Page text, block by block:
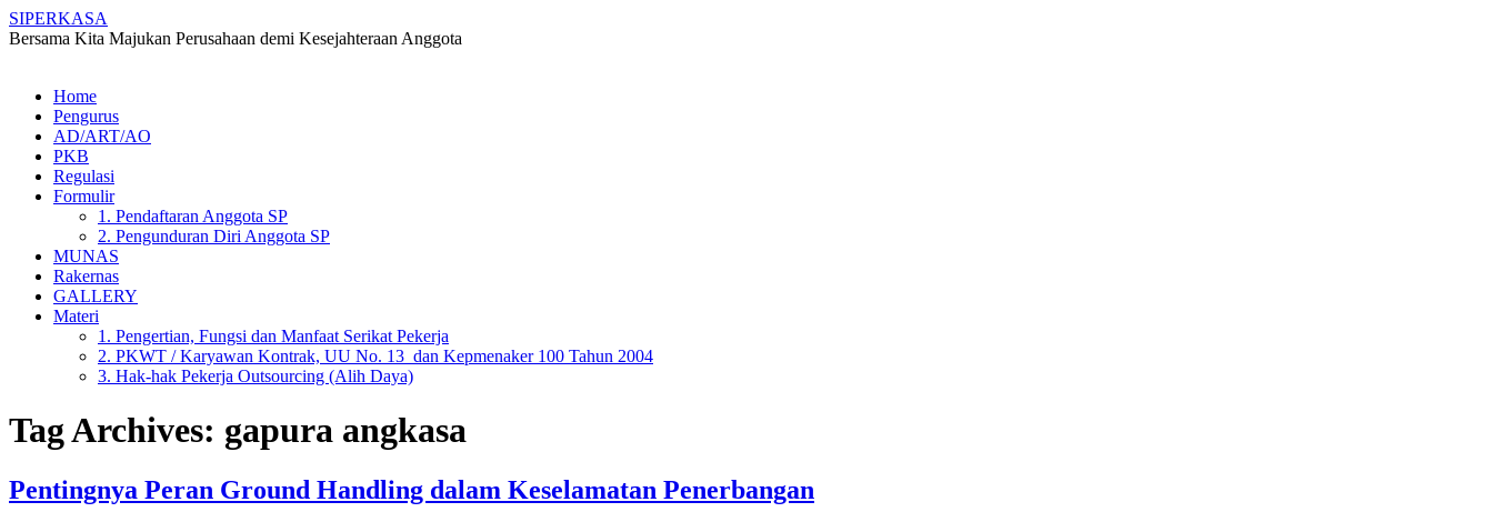
SIPERKASA
Bersama Kita Majukan Perusahaan demi Kesejahteraan Anggota
Skip
content
Home
Pengurus
AD/ART/AO
PKB
Regulasi
Formulir
1. Pendaftaran Anggota SP
2. Pengunduran Diri Anggota SP
MUNAS
Rakernas
GALLERY
Materi
1. Pengertian, Fungsi dan Manfaat Serikat Pekerja
2. PKWT / Karyawan Kontrak, UU No. 13 dan Kepmenaker 100 Tahun 2004
3. Hak-hak Pekerja Outsourcing (Alih Daya)
Tag Archives: gapura angkasa
Pentingnya Peran Ground Handling dalam Keselamatan Penerbangan